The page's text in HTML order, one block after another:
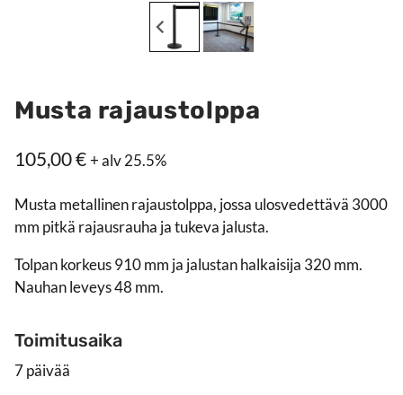
Musta rajaustolppa
105,00€+ alv 25.5%
Musta metallinen rajaustolppa, jossa ulosvedettävä 3000
mm pitkä rajausrauha ja tukeva jalusta.
Tolpan korkeus 910 mm ja jalustan halkaisija 320 mm.
Nauhan leveys 48 mm.
Toimitusaika
7 päivää